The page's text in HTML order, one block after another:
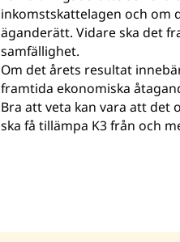
inkomstskattelagen och om
äganderätt. Vidare ska det
samfällighet.
Om det årets resultat
framtida ekonomiska
Bra att veta kan vara att det
ska få tillämpa K3 från och